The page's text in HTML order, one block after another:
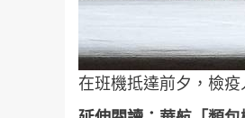
在班機抵達前夕，檢疫